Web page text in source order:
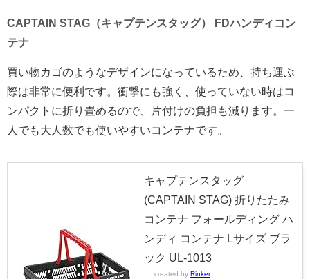
CAPTAIN STAG（キャプテンスタッグ） FDハンディコン
テナ
買い物カゴのようなデザインになっているため、持ち運ぶ
際は非常に便利です。衝撃にも強く、使っていない時はコ
ンパクトに折り畳めるので、片付けの負担も減ります。一
人でも大人数でも使いやすいコンテナです。
キャプテンスタッグ
(CAPTAIN STAG) 折りたたみ
コンテナ フォールディング ハ
ンディ コンテナ Lサイズ ブラ
ック UL-1013
created by Rinker